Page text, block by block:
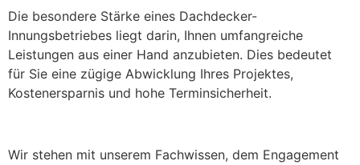
Die besondere Stärke eines Dachdecker-
Innungsbetriebes liegt darin, Ihnen umfangreiche
Leistungen aus einer Hand anzubieten. Dies bedeutet
für Sie eine zügige Abwicklung Ihres Projektes,
Kostenersparnis und hohe Terminsicherheit.
Wir stehen mit unserem Fachwissen, dem Engagement